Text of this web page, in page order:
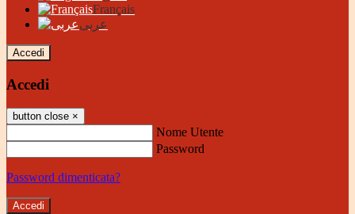
Français
عربى
Accedi
Accedi
button close ×
Nome Utente
Password
Password dimenticata?